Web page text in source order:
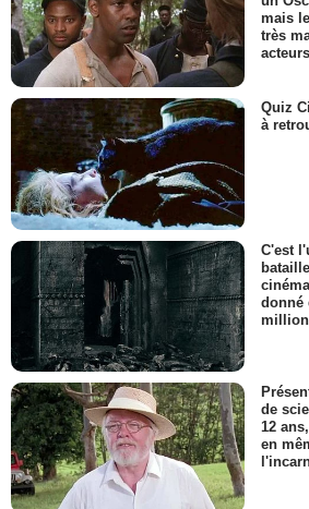
mais
très
Quiz
à
C'est
donné
de
12
en